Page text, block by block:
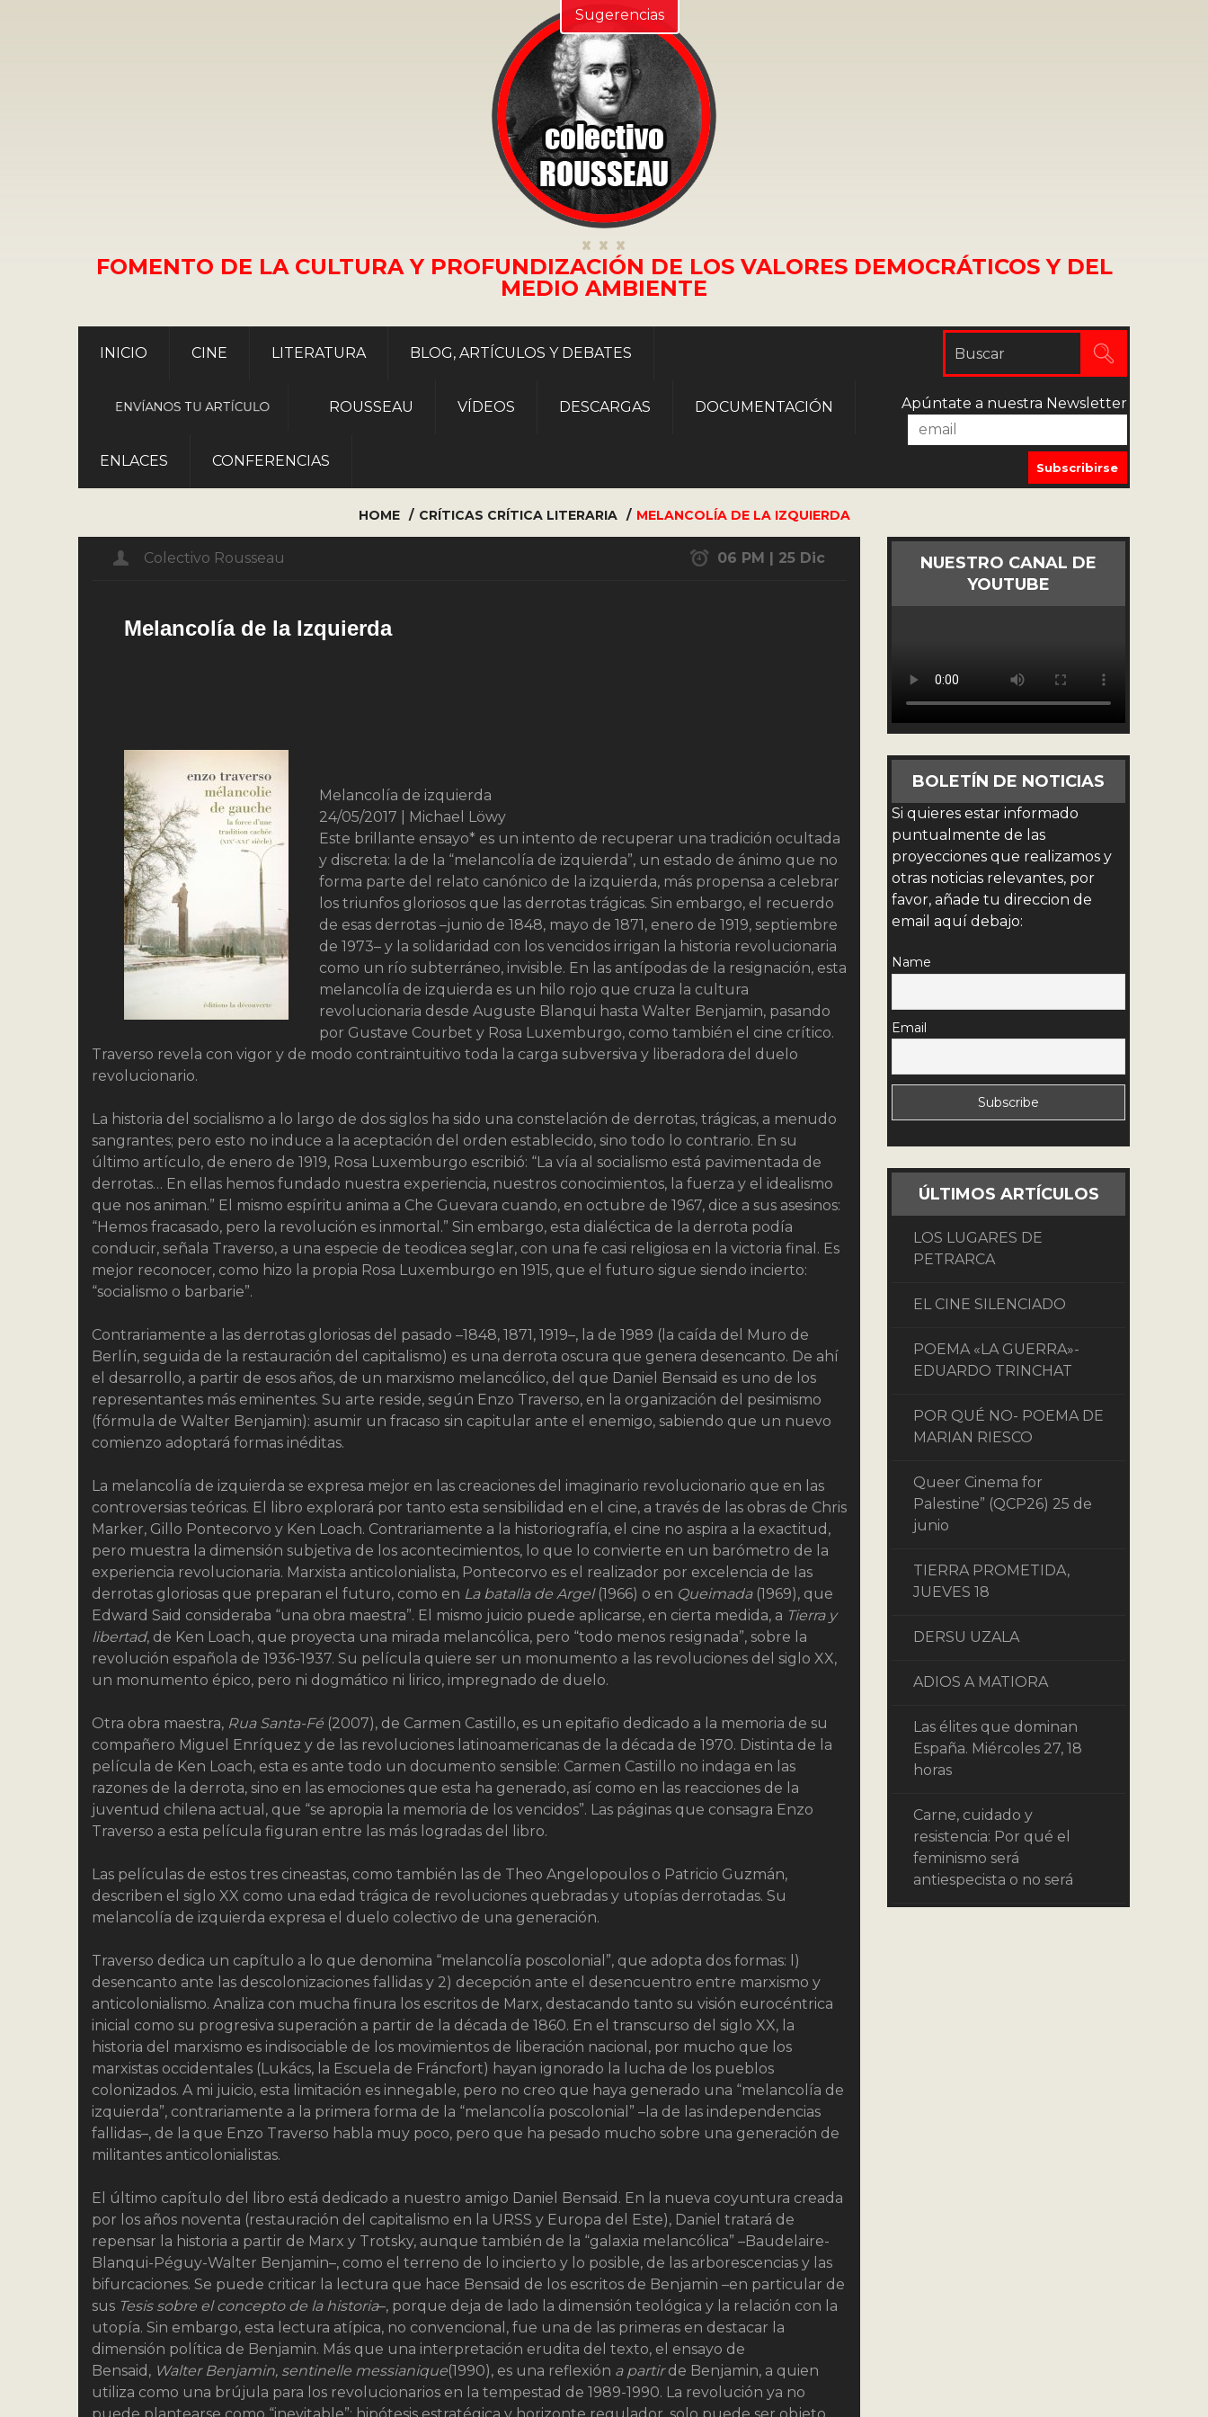
FOMENTO DE LA CULTURA Y PROFUNDIZACIÓN DE LOS VALORES DEMOCRÁTICOS Y DEL
MEDIO AMBIENTE
INICIO CINE LITERATURA BLOG, ARTÍCULOS Y DEBATES
ENVÍANOS TU ARTÍCULO ROUSSEAU VÍDEOS DESCARGAS DOCUMENTACIÓN
ENLACES CONFERENCIAS
Apúntate a nuestra Newsletter
HOME CRÍTICAS CRÍTICA LITERARIA MELANCOLÍA DE LA IZQUIERDA
Colectivo Rousseau 06 PM | 25 Dic
Melancolía de la Izquierda
Melancolía de izquierda
24/05/2017 | Michael Löwy
Este brillante ensayo* es un intento de recuperar una tradición ocultada
y discreta: la de la “melancolía de izquierda”, un estado de ánimo que no
forma parte del relato canónico de la izquierda, más propensa a celebrar
los triunfos gloriosos que las derrotas trágicas. Sin embargo, el recuerdo
de esas derrotas –junio de 1848, mayo de 1871, enero de 1919, septiembre
de 1973– y la solidaridad con los vencidos irrigan la historia revolucionaria
como un río subterráneo, invisible. En las antípodas de la resignación, esta
melancolía de izquierda es un hilo rojo que cruza la cultura
revolucionaria desde Auguste Blanqui hasta Walter Benjamin, pasando
por Gustave Courbet y Rosa Luxemburgo, como también el cine crítico.
Traverso revela con vigor y de modo contraintuitivo toda la carga subversiva y liberadora del duelo
revolucionario.
La historia del socialismo a lo largo de dos siglos ha sido una constelación de derrotas, trágicas, a menudo
sangrantes; pero esto no induce a la aceptación del orden establecido, sino todo lo contrario. En su
último artículo, de enero de 1919, Rosa Luxemburgo escribió: “La vía al socialismo está pavimentada de
derrotas… En ellas hemos fundado nuestra experiencia, nuestros conocimientos, la fuerza y el idealismo
que nos animan.” El mismo espíritu anima a Che Guevara cuando, en octubre de 1967, dice a sus asesinos:
“Hemos fracasado, pero la revolución es inmortal.” Sin embargo, esta dialéctica de la derrota podía
conducir, señala Traverso, a una especie de teodicea seglar, con una fe casi religiosa en la victoria final. Es
mejor reconocer, como hizo la propia Rosa Luxemburgo en 1915, que el futuro sigue siendo incierto:
“socialismo o barbarie”.
Contrariamente a las derrotas gloriosas del pasado –1848, 1871, 1919–, la de 1989 (la caída del Muro de
Berlín, seguida de la restauración del capitalismo) es una derrota oscura que genera desencanto. De ahí
el desarrollo, a partir de esos años, de un marxismo melancólico, del que Daniel Bensaid es uno de los
representantes más eminentes. Su arte reside, según Enzo Traverso, en la organización del pesimismo
(fórmula de Walter Benjamin): asumir un fracaso sin capitular ante el enemigo, sabiendo que un nuevo
comienzo adoptará formas inéditas.
La melancolía de izquierda se expresa mejor en las creaciones del imaginario revolucionario que en las
controversias teóricas. El libro explorará por tanto esta sensibilidad en el cine, a través de las obras de Chris
Marker, Gillo Pontecorvo y Ken Loach. Contrariamente a la historiografía, el cine no aspira a la exactitud,
pero muestra la dimensión subjetiva de los acontecimientos, lo que lo convierte en un barómetro de la
experiencia revolucionaria. Marxista anticolonialista, Pontecorvo es el realizador por excelencia de las
derrotas gloriosas que preparan el futuro, como en La batalla de Argel(1966) o en Queimada(1969), que
Edward Said consideraba “una obra maestra”. El mismo juicio puede aplicarse, en cierta medida, a Tierra y
libertad, de Ken Loach, que proyecta una mirada melancólica, pero “todo menos resignada”, sobre la
revolución española de 1936-1937. Su película quiere ser un monumento a las revoluciones del siglo XX,
un monumento épico, pero ni dogmático ni lirico, impregnado de duelo.
Otra obra maestra, Rua Santa-Fé (2007), de Carmen Castillo, es un epitafio dedicado a la memoria de su
compañero Miguel Enríquez y de las revoluciones latinoamericanas de la década de 1970. Distinta de la
película de Ken Loach, esta es ante todo un documento sensible: Carmen Castillo no indaga en las
razones de la derrota, sino en las emociones que esta ha generado, así como en las reacciones de la
juventud chilena actual, que “se apropia la memoria de los vencidos”. Las páginas que consagra Enzo
Traverso a esta película figuran entre las más logradas del libro.
Las películas de estos tres cineastas, como también las de Theo Angelopoulos o Patricio Guzmán,
describen el siglo XX como una edad trágica de revoluciones quebradas y utopías derrotadas. Su
melancolía de izquierda expresa el duelo colectivo de una generación.
Traverso dedica un capítulo a lo que denomina “melancolía poscolonial”, que adopta dos formas: l)
desencanto ante las descolonizaciones fallidas y 2) decepción ante el desencuentro entre marxismo y
anticolonialismo. Analiza con mucha finura los escritos de Marx, destacando tanto su visión eurocéntrica
inicial como su progresiva superación a partir de la década de 1860. En el transcurso del siglo XX, la
historia del marxismo es indisociable de los movimientos de liberación nacional, por mucho que los
marxistas occidentales (Lukács, la Escuela de Fráncfort) hayan ignorado la lucha de los pueblos
colonizados. A mi juicio, esta limitación es innegable, pero no creo que haya generado una “melancolía de
izquierda”, contrariamente a la primera forma de la “melancolía poscolonial” –la de las independencias
fallidas–, de la que Enzo Traverso habla muy poco, pero que ha pesado mucho sobre una generación de
militantes anticolonialistas.
El último capítulo del libro está dedicado a nuestro amigo Daniel Bensaid. En la nueva coyuntura creada
por los años noventa (restauración del capitalismo en la URSS y Europa del Este), Daniel tratará de
repensar la historia a partir de Marx y Trotsky, aunque también de la “galaxia melancólica” –Baudelaire-
Blanqui-Péguy-Walter Benjamin–, como el terreno de lo incierto y lo posible, de las arborescencias y las
bifurcaciones. Se puede criticar la lectura que hace Bensaid de los escritos de Benjamin –en particular de
sus Tesis sobre el concepto de la historia–, porque deja de lado la dimensión teológica y la relación con la
utopía. Sin embargo, esta lectura atípica, no convencional, fue una de las primeras en destacar la
dimensión política de Benjamin. Más que una interpretación erudita del texto, el ensayo de
Bensaid, Walter Benjamin, sentinelle messianique(1990), es una reflexión a partirde Benjamin, a quien
utiliza como una brújula para los revolucionarios en la tempestad de 1989-1990. La revolución ya no
NUESTRO CANAL DE
YOUTUBE
BOLETÍN DE NOTICIAS
Si quieres estar informado
puntualmente de las
proyecciones que realizamos y
otras noticias relevantes, por
favor, añade tu direccion de
email aquí debajo:
Name
Email
ÚLTIMOS ARTÍCULOS
LOS LUGARES DE
PETRARCA
EL CINE SILENCIADO
POEMA «LA GUERRA»-
EDUARDO TRINCHAT
POR QUÉ NO- POEMA DE
MARIAN RIESCO
Queer Cinema for
Palestine” (QCP26) 25 de
junio
TIERRA PROMETIDA,
JUEVES 18
DERSU UZALA
ADIOS A MATIORA
Las élites que dominan
España. Miércoles 27, 18
horas
Carne, cuidado y
resistencia: Por qué el
feminismo será
antiespecista o no será
Sugerencias